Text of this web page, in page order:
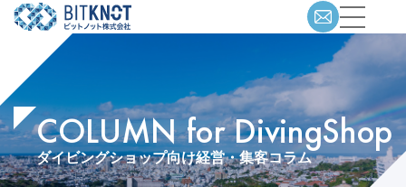
COLUMN for DivingShop
ダイビングショップ向け経営・集客コラム